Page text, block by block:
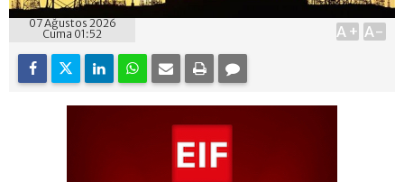
07 Ağustos 2026
Cuma 01:52
A+ A-